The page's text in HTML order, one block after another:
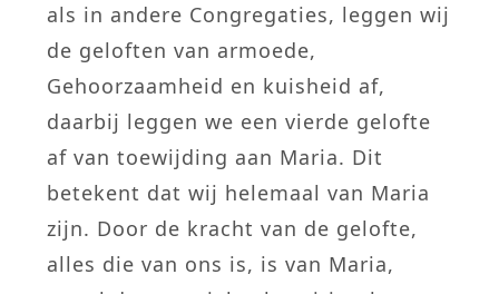
als in andere Congregaties, leggen wij
de geloften van armoede,
Gehoorzaamheid en kuisheid af,
daarbij leggen we een vierde gelofte
af van toewijding aan Maria. Dit
betekent dat wij helemaal van Maria
zijn. Door de kracht van de gelofte,
alles die van ons is, is van Maria,